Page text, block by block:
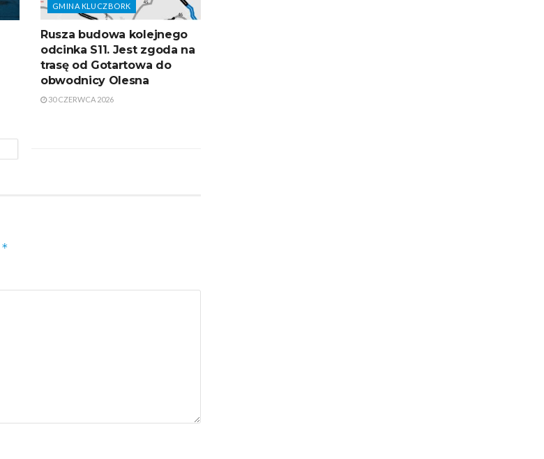
GMINA KLUCZBORK
Rusza budowa kolejnego
odcinka S11. Jest zgoda na
trasę od Gotartowa do
obwodnicy Olesna
30 CZERWCA 2026
*